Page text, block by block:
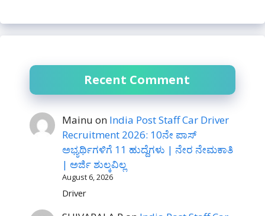
Recent Comment
Mainu on India Post Staff Car Driver
Recruitment 2026: 10ನೇ ಪಾಸ್
ಅಭ್ಯರ್ಥಿಗಳಿಗೆ 11 ಹುದ್ದೆಗಳು | ನೇರ ನೇಮಕಾತಿ
| ಅರ್ಜಿ ಶುಲ್ಕವಿಲ್ಲ
August 6, 2026
Driver